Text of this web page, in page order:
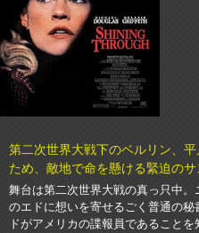
第二次世界大戦下のベルリン、
ため、敵地で命を懸ける緊迫のサ
舞台は第二次世界大戦の真っ只中
のエドに想いを寄せるごく普通の
ドがアメリカの諜報員であること